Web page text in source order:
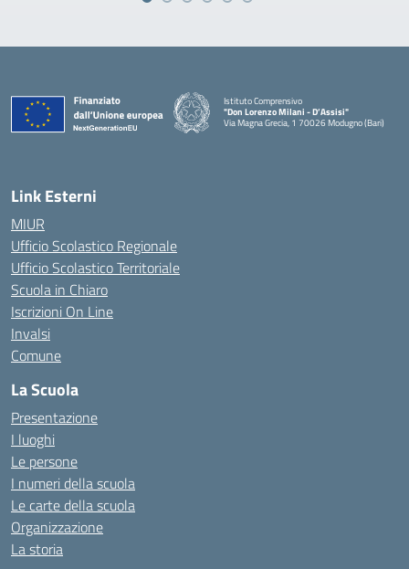
Istituto Comprensivo
"Don Lorenzo Milani - D’Assisi"
Via Magna Grecia, 1 70026 Modugno (Bari)
— Visita la pagina iniziale della scuola
Link Esterni
MIUR
Ufficio Scolastico Regionale
Ufficio Scolastico Territoriale
Scuola in Chiaro
Iscrizioni On Line
Invalsi
Comune
La Scuola
Presentazione
I luoghi
Le persone
I numeri della scuola
Le carte della scuola
Organizzazione
La storia